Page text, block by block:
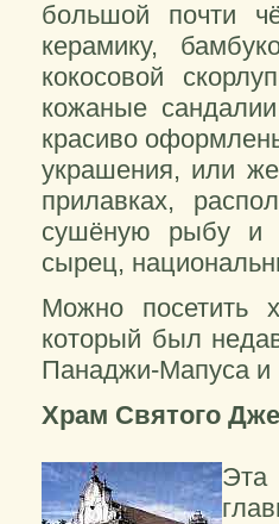
большой почти
керамику,
кокосовой
кожаные
красиво
украшения, или
прилавках,
сушёную рыбу и
сырец,
Можно посетить
который был
Панаджи-Мапуса и
Храм Святого
Эта